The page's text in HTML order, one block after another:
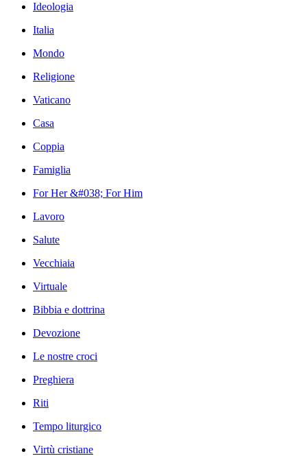
Ideologia
Italia
Mondo
Religione
Vaticano
Casa
Coppia
Famiglia
For Her &#038; For Him
Lavoro
Salute
Vecchiaia
Virtuale
Bibbia e dottrina
Devozione
Le nostre croci
Preghiera
Riti
Tempo liturgico
Virtù cristiane